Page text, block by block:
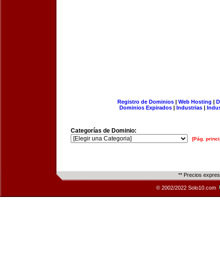
Registro de Dominios| Web Hosting |
Dominios Expirados | Industrias |
Categorías de Dominio:
[Pág.
** Precios
© 2002/2022 Solo10.com